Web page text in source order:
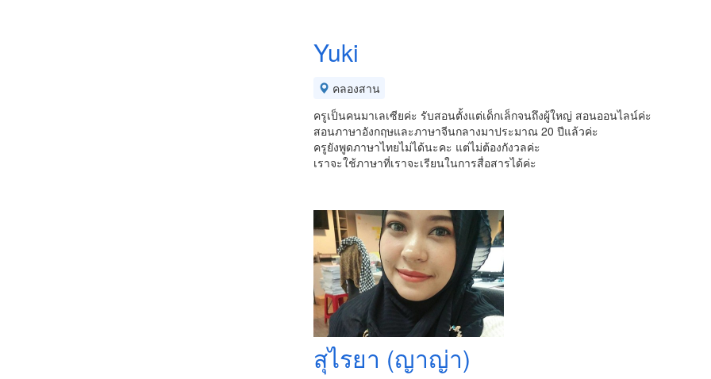
Yuki
คลองสาน
ครูเป็นคนมาเลเซียค่ะ รับสอนตั้งแต่เด็กเล็กจนถึงผู้ใหญ่ สอนออนไลน์ค่ะ
สอนภาษาอังกฤษและภาษาจีนกลางมาประมาณ 20 ปีแล้วค่ะ
ครูยังพูดภาษาไทยไม่ได้นะคะ แต่ไม่ต้องกังวลค่ะ
เราจะใช้ภาษาที่เราจะเรียนในการสื่อสารได้ค่ะ
สุไรยา (ญาญ่า)